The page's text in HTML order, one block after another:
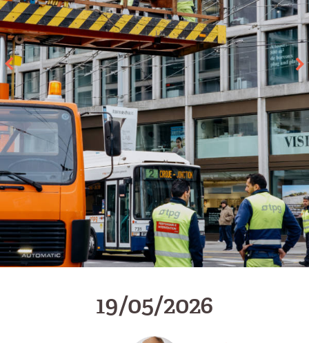
19/05/2026